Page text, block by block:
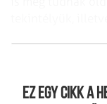
Hipermodern
Ez egy cikk a